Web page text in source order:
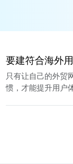
要建符合海外
只有让自己的外贸
惯，才能提升用户